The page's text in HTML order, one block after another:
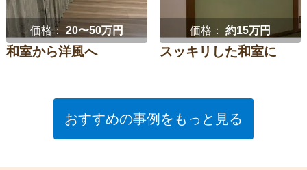
価格：20〜50万円
和室から洋風へ
価格： 約15万円
スッキリした和室に
おすすめの事例をもっと見る